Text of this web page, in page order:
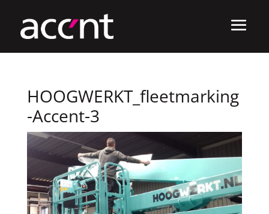
HOOGWERKT_fleetmarking
-Accent-3